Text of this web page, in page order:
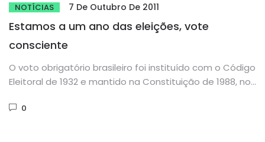
NOTÍCIAS 7 De Outubro De 2011
Estamos a um ano das eleições, vote
consciente
O voto obrigatório brasileiro foi instituído com o Código
Eleitoral de 1932 e mantido na Constituição de 1988, no...
0